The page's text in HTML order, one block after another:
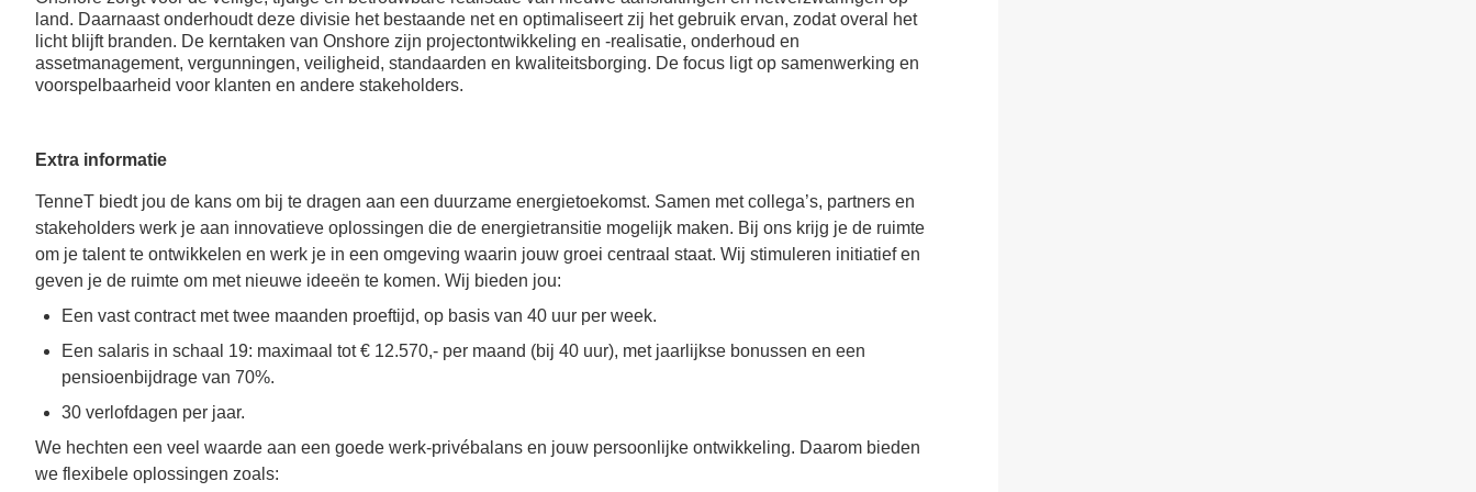
werken en werken op
TenneT locatie;
Ouderschapsverlof
(met na 1 jaar in dienst
Tijdelijk meer of
doorwerken na je
pensioendatum;
Mogelijkheid voor
sabbatical leave;
Thuiswerkvergoeding;
toeslag boven op je
basissalaris;
Vergoeding woon-
werkverkeer of een
(middelloonregeling /
ABP);
Opties voor
deelname aan IPAP en
ANW Hiaatverzekering;
houden;
Fietsvergoeding;
Bijdrage van €60,-
voor je aanvullende
ziektekostenverzekering;
Bijdrage van €40,-
aan je
sportabonnement;
op het terras;
Bedrijfsrestaurant
met gevarieerde en
Flexibele
werkplekken op onze
kantoorlocaties met
geconcentreerd te
land. Daarnaast onderhoudt deze divisie het bestaande net en optimaliseert zij het gebruik ervan, zodat overal het
licht blijft branden. De kerntaken van Onshore zijn projectontwikkeling en -realisatie, onderhoud en
assetmanagement, vergunningen, veiligheid, standaarden en kwaliteitsborging. De focus ligt op samenwerking en
voorspelbaarheid voor klanten en andere stakeholders.
Extra informatie
TenneT biedt jou de kans om bij te dragen aan een duurzame energietoekomst. Samen met collega’s, partners en
stakeholders werk je aan innovatieve oplossingen die de energietransitie mogelijk maken. Bij ons krijg je de ruimte
om je talent te ontwikkelen en werk je in een omgeving waarin jouw groei centraal staat. Wij stimuleren initiatief en
geven je de ruimte om met nieuwe ideeën te komen. Wij bieden jou:
Een vast contract met twee maanden proeftijd, op basis van 40 uur per week.
Een salaris in schaal 19: maximaal tot€ 12.570,- per maand (bij 40 uur), met jaarlijkse bonussen en een
pensioenbijdrage van 70%.
30 verlofdagen per jaar.
We hechten een veel waarde aan een goede werk-privébalans en jouw persoonlijke ontwikkeling. Daarom bieden
we flexibele oplossingen zoals: